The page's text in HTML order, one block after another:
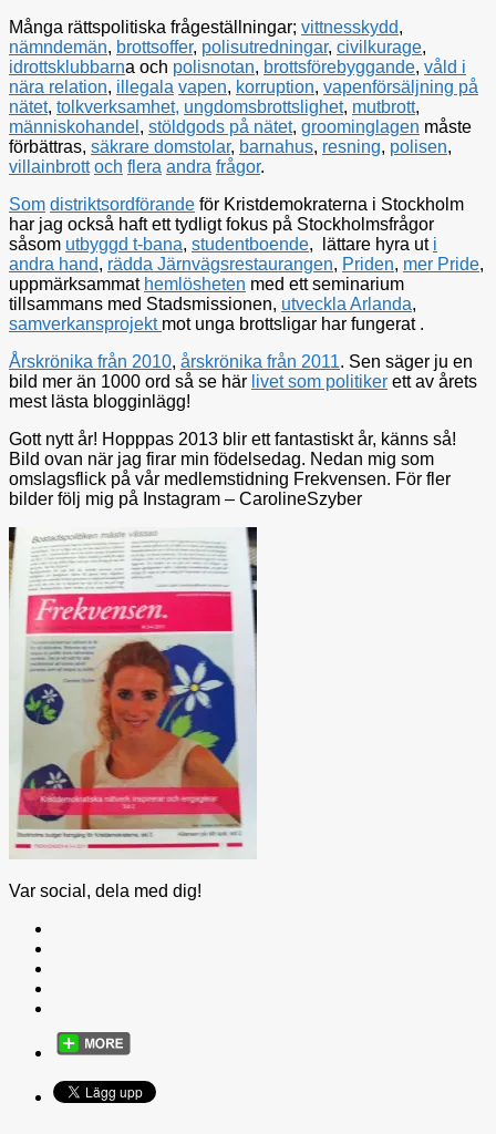
Många rättspolitiska frågeställningar; vittnesskydd,
nämndemän, brottsoffer, polisutredningar, civilkurage,
idrottsklubbarna och polisnotan, brottsförebyggande, våld i
nära relation, illegala vapen, korruption, vapenförsäljning på
nätet, tolkverksamhet, ungdomsbrottslighet, mutbrott,
människohandel , stöldgods på nätet, groominglagen måste
förbättras, säkrare domstolar, barnahus, resning, polisen,
villainbrott och flera andra frågor.
Som distriktsordförande för Kristdemokraterna i Stockholm
har jag också haft ett tydligt fokus på Stockholmsfrågor
såsom utbyggd t-bana, studentboende, lättare hyra ut i
andra hand, rädda Järnvägsrestaurangen, Priden, mer Pride,
uppmärksammat hemlösheten med ett seminarium
tillsammans med Stadsmissionen, utveckla Arlanda,
samverkansprojekt mot unga brottsligar har fungerat .
Årskrönika från 2010, årskrönika från 2011. Sen säger ju en
bild mer än 1000 ord så se här livet som politiker ett av årets
mest lästa blogginlägg!
Gott nytt år! Hopppas 2013 blir ett fantastiskt år, känns så!
Bild ovan när jag firar min födelsedag. Nedan mig som
omslagsflick på vår medlemstidning Frekvensen. För fler
bilder följ mig på Instagram – CarolineSzyber
Var social, dela med dig!